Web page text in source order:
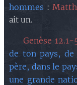
hommes :
ait un.
🔘 Genèse 12.1-
de ton pays,
père, dans le
une grande